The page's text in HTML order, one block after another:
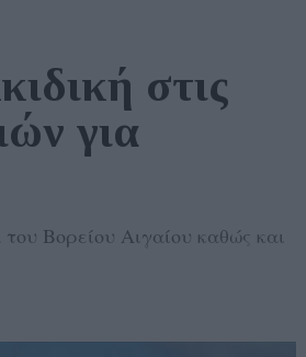
στις
για
Βορείου Αιγαίου καθώς και